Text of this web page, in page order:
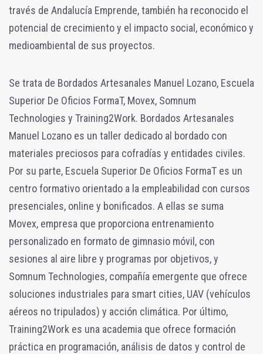
través de Andalucía Emprende, también ha reconocido el
potencial de crecimiento y el impacto social, económico y
medioambiental de sus proyectos.
Se trata de Bordados Artesanales Manuel Lozano, Escuela
Superior De Oficios FormaT, Movex, Somnum
Technologies y Training2Work. Bordados Artesanales
Manuel Lozano es un taller dedicado al bordado con
materiales preciosos para cofradías y entidades civiles.
Por su parte, Escuela Superior De Oficios FormaT es un
centro formativo orientado a la empleabilidad con cursos
presenciales, online y bonificados. A ellas se suma
Movex, empresa que proporciona entrenamiento
personalizado en formato de gimnasio móvil, con
sesiones al aire libre y programas por objetivos, y
Somnum Technologies, compañía emergente que ofrece
soluciones industriales para smart cities, UAV (vehículos
aéreos no tripulados) y acción climática. Por último,
Training2Work es una academia que ofrece formación
práctica en programación, análisis de datos y control de